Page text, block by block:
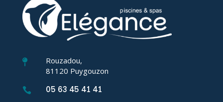

Rouzadou,
81120 Puygouzon
 05 63 45 41 41